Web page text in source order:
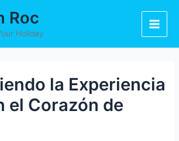
Roc
Holiday
Main
la Experiencia
el Corazón de